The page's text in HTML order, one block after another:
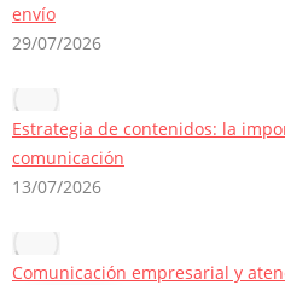
envío
29/07/2026
Estrategia de contenidos: la
comunicación
13/07/2026
Comunicación empresarial y